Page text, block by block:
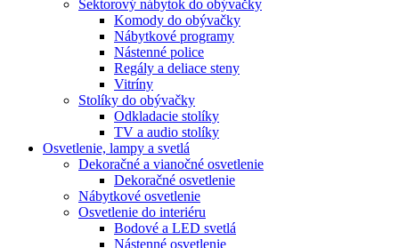
Sektorový nábytok do obývačky
Komody do obývačky
Nábytkové programy
Nástenné police
Regály a deliace steny
Vitríny
Stolíky do obývačky
Odkladacie stolíky
TV a audio stolíky
Osvetlenie, lampy a svetlá
Dekoračné a vianočné osvetlenie
Dekoračné osvetlenie
Nábytkové osvetlenie
Osvetlenie do interiéru
Bodové a LED svetlá
Nástenné osvetlenie